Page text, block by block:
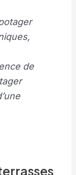
de